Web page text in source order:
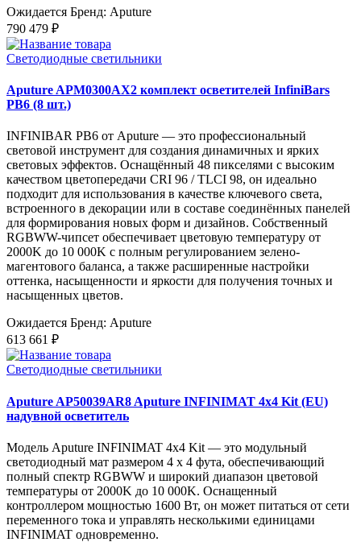
Ожидается Бренд: Aputure
790 479 ₽
Светодиодные светильники
Aputure APM0300AX2 комплект осветителей InfiniBars
PB6 (8 шт.)
INFINIBAR PB6 от Aputure — это профессиональный
световой инструмент для создания динамичных и ярких
световых эффектов. Оснащённый 48 пикселями с высоким
качеством цветопередачи CRI 96 / TLCI 98, он идеально
подходит для использования в качестве ключевого света,
встроенного в декорации или в составе соединённых панелей
для формирования новых форм и дизайнов. Собственный
RGBWW-чипсет обеспечивает цветовую температуру от
2000K до 10 000K с полным регулированием зелено-
магентового баланса, а также расширенные настройки
оттенка, насыщенности и яркости для получения точных и
насыщенных цветов.
Ожидается Бренд: Aputure
613 661 ₽
Светодиодные светильники
Aputure AP50039AR8 Aputure INFINIMAT 4x4 Kit (EU)
надувной осветитель
Модель Aputure INFINIMAT 4x4 Kit — это модульный
светодиодный мат размером 4 x 4 фута, обеспечивающий
полный спектр RGBWW и широкий диапазон цветовой
температуры от 2000K до 10 000K. Оснащенный
контроллером мощностью 1600 Вт, он может питаться от сети
переменного тока и управлять несколькими единицами
INFINIMAT одновременно.